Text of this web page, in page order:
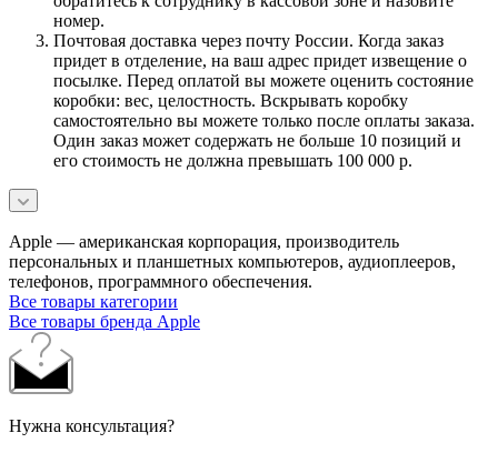
номер.
Почтовая доставка через почту России. Когда заказ
придет в отделение, на ваш адрес придет извещение о
посылке. Перед оплатой вы можете оценить состояние
коробки: вес, целостность. Вскрывать коробку
самостоятельно вы можете только после оплаты заказа.
Один заказ может содержать не больше 10 позиций и
его стоимость не должна превышать 100 000 р.
Apple — американская корпорация, производитель
персональных и планшетных компьютеров, аудиоплееров,
телефонов, программного обеспечения.
Все товары категории
Все товары бренда Apple
Нужна консультация?